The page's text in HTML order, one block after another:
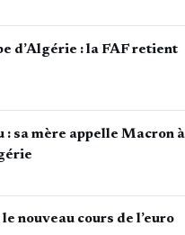
d’Algérie : la FAF retient
sa mère appelle Macron à
nouveau cours de l’euro